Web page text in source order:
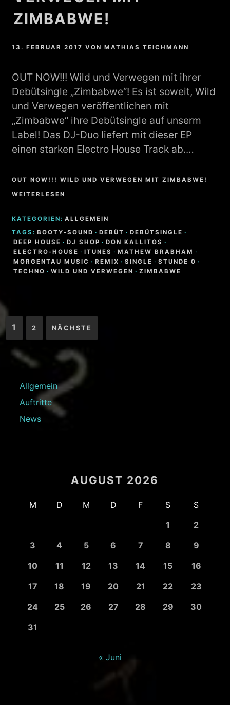
ZIMBABWE!
13. FEBRUAR 2017 VONMATHIAS TEICHMANN
OUT NOW!!! Wild und Verwegen mit ihrer
Debütsingle „Zimbabwe“! Es ist soweit, Wild
und Verwegen veröffentlichen mit
„Zimbabwe“ ihre Debütsingle auf unserm
Label! Das DJ-Duo liefert mit dieser EP
einen starken Electro House Track ab.…
OUT NOW!!! WILD UND VERWEGEN MIT ZIMBABWE!
WEITERLESEN
KATEGORIEN: ALLGEMEIN
TAGS: BOOTY-SOUND · DEBÜT · DEBÜTSINGLE ·
DEEP HOUSE · DJ SHOP · DON KALLITOS ·
ELECTRO-HOUSE · ITUNES · MATHEW BRABHAM ·
MORGENTAU MUSIC · REMIX · SINGLE · STUNDE 0 ·
TECHNO · WILD UND VERWEGEN · ZIMBABWE
Seitennummerierung
der
Beiträge
1 2 NÄCHSTE
Allgemein
Auftritte
News
AUGUST 2026
M D M D F S
S
1
2
3
4 5 6 7 8
9
10
11 12 13 14 15
16
17
18 19 20 21 22
23
24
25 26 27 28 29
30
31
« Juni